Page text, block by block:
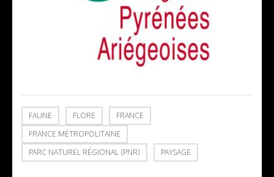
FAUNE FLORE
FRANCE
FRANCE MÉTROPOLITAINE
PARC NATUREL RÉGIONAL (PNR)
PAYSAGE